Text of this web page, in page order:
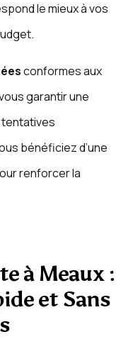
le mieux à vos
conformes aux
garantir une
bénéficiez d’une
renforcer la
à Meaux :
et Sans